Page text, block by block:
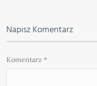
Napisz Komentarz
Komentarz*